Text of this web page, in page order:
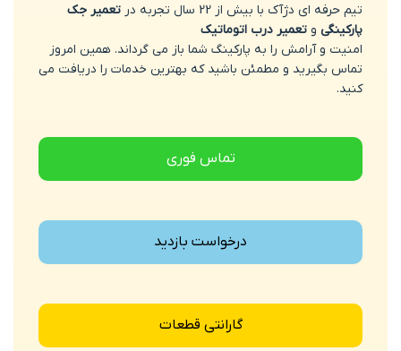
تیم حرفه ای دژآک با بیش از 22 سال تجربه در
تعمیر جک
پارکینگی و تعمیر درب اتوماتیک
امنیت و آرامش را به پارکینگ شما باز می گرداند. همین امروز
تماس بگیرید و مطمئن باشید که بهترین خدمات را دریافت می
کنید.
تماس فوری
درخواست بازدید
گارانتی قطعات